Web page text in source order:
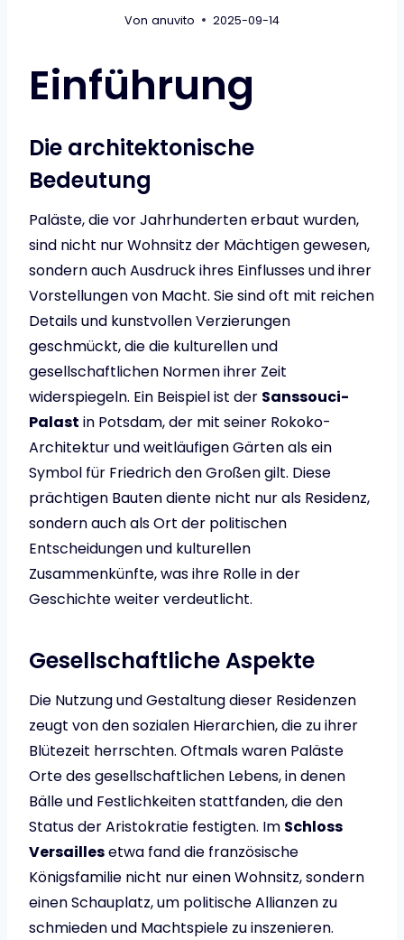
Von anuvito 2025-09-14
Einführung
Die architektonische
Bedeutung
Paläste, die vor Jahrhunderten erbaut wurden,
sind nicht nur Wohnsitz der Mächtigen gewesen,
sondern auch Ausdruck ihres Einflusses und ihrer
Vorstellungen von Macht. Sie sind oft mit reichen
Details und kunstvollen Verzierungen
geschmückt, die die kulturellen und
gesellschaftlichen Normen ihrer Zeit
widerspiegeln. Ein Beispiel ist der Sanssouci-
Palast in Potsdam, der mit seiner Rokoko-
Architektur und weitläufigen Gärten als ein
Symbol für Friedrich den Großen gilt. Diese
prächtigen Bauten diente nicht nur als Residenz,
sondern auch als Ort der politischen
Entscheidungen und kulturellen
Zusammenkünfte, was ihre Rolle in der
Geschichte weiter verdeutlicht.
Gesellschaftliche Aspekte
Die Nutzung und Gestaltung dieser Residenzen
zeugt von den sozialen Hierarchien, die zu ihrer
Blütezeit herrschten. Oftmals waren Paläste
Orte des gesellschaftlichen Lebens, in denen
Bälle und Festlichkeiten stattfanden, die den
Status der Aristokratie festigten. Im Schloss
Versaillesetwa fand die französische
Königsfamilie nicht nur einen Wohnsitz, sondern
einen Schauplatz, um politische Allianzen zu
schmieden und Machtspiele zu inszenieren.